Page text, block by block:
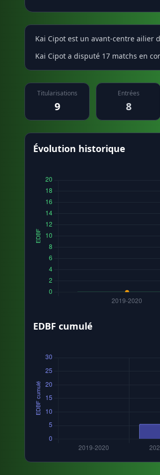
Kai Cipot est un avant-centre ailier
Kai Cipot a disputé 17 matchs en
Titularisations
9
Entrées
8
Évolution historique
EDBF cumulé